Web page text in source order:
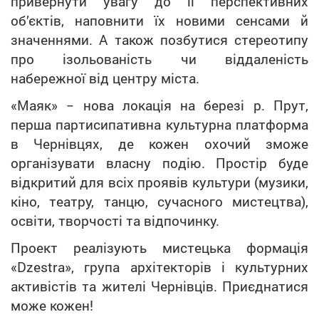
об’єктів, наповнити їх новими сенсами й
значеннями. А також позбутися стереотипу
про ізольованість чи віддаленість
набережної від центру міста.
«Маяк» − нова локація на березі р. Прут,
перша партисипативна культурна платформа
в Чернівцях, де кожен охочий зможе
організувати власну подію. Простір буде
відкритий для всіх проявів культури (музики,
кіно, театру, танцю, сучасного мистецтва),
освіти, творчості та відпочинку.
Проект реалізують мистецька формація
«Dzestra», група архітекторів і культурних
активістів та жителі Чернівців. Приєднатися
може кожен!